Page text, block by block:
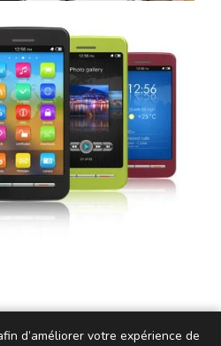
d’améliorer votre expérience de